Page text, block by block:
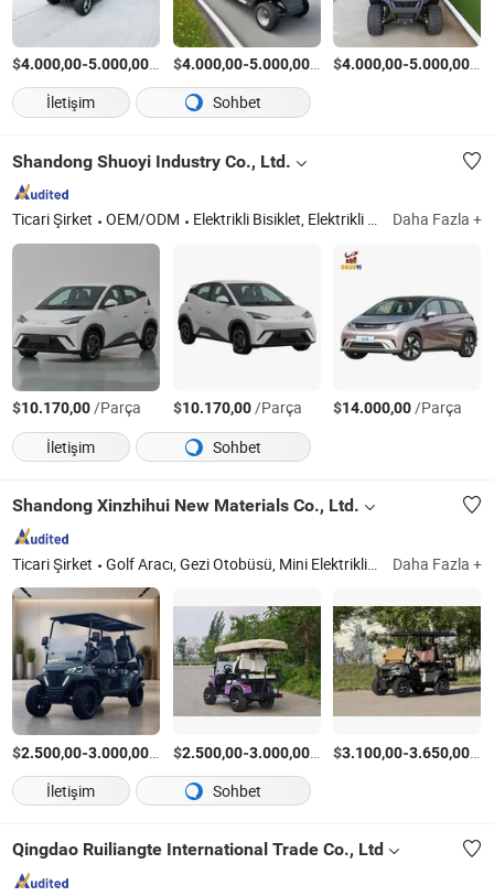
$4.000,00-5.000,00/Parça
$4.000,00-5.000,00/Parça
$4.000,00-5.000,00/
İletişim
Sohbet
Shandong Shuoyi Industry Co., Ltd.
Ticari Şirket OEM/ODM Elektrikli Bisiklet, Elektrikli Araba, Elektrikli Golf Aracı, Gezi Aracı, Gezi Otobüsü, Vintage Araba, Golf Aracı, Elektrikli Bisiklet Daha Fazla +
$10.170,00/Parça $10.170,00/Parça $14.000,00/Parça
İletişim
Sohbet
Shandong Xinzhihui New Materials Co., Ltd.
Ticari Şirket Golf Aracı, Gezi Otobüsü, Mini Elektrikli Araç, Klasik Araç, Elektrikli Mobilite Scooter'ı Daha Fazla +
$2.500,00-3.000,00/Parça
$2.500,00-3.000,00/Parça
$3.100,00-3.650,00/
İletişim
Sohbet
Qingdao Ruiliangte International Trade Co., Ltd